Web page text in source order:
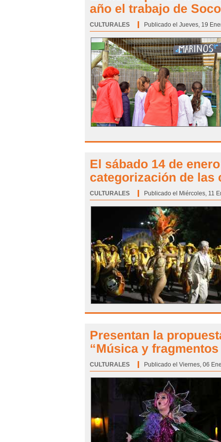
año el trabajo de
CULTURALES Publicado el Jueves, 19
El sábado 14 de
categorización de las
CULTURALES Publicado el Miércoles, 11
Presentan la
“Música y
CULTURALES Publicado el Viernes, 06